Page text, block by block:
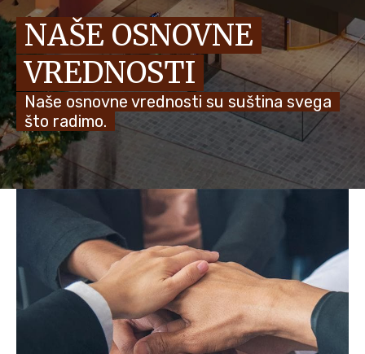
NOVOSTI I PRIČE
NAŠE OSNOVNE
VREDNOSTI
Naše osnovne vrednosti su suština svega
što radimo.